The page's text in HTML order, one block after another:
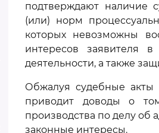
подтверждают наличие
(или) норм
которых невозможны
интересов заявителя
деятельности, а также
Обжалуя судебные
приводит доводы о
производства по делу
законные интересы.